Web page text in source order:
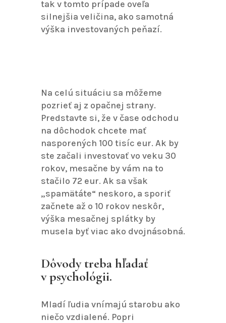
tak v tomto prípade oveľa
silnejšia veličina, ako samotná
výška investovaných peňazí.
Na celú situáciu sa môžeme
pozrieť aj z opačnej strany.
Predstavte si, že v čase odchodu
na dôchodok chcete mať
nasporených 100 tisíc eur. Ak by
ste začali investovať vo veku 30
rokov, mesačne by vám na to
stačilo 72 eur. Ak sa však
„spamätáte“ neskoro, a sporiť
začnete až o 10 rokov neskôr,
výška mesačnej splátky by
musela byť viac ako dvojnásobná.
Dôvody treba hľadať
v psychológii.
Mladí ľudia vnímajú starobu ako
niečo vzdialené. Popri